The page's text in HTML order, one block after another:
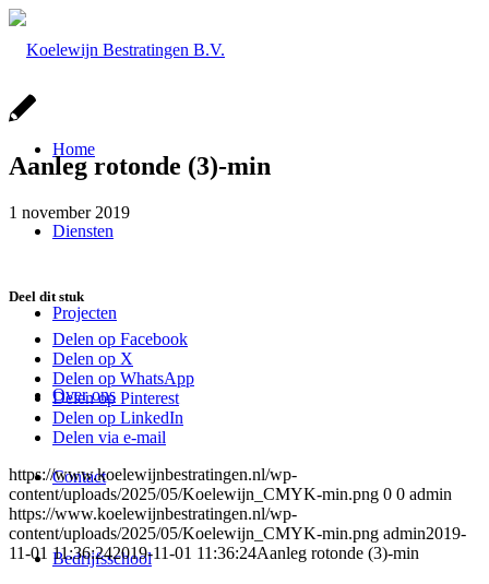
Home
Diensten
Projecten
Over ons
Contact
Bedrijfsschool
Aanleg rotonde (3)-min
1 november 2019
Deel dit stuk
Delen op Facebook
Delen op X
Delen op WhatsApp
Delen op Pinterest
Delen op LinkedIn
Delen via e-mail
https://www.koelewijnbestratingen.nl/wp-
content/uploads/2025/05/Koelewijn_CMYK-min.png 0 0 admin
https://www.koelewijnbestratingen.nl/wp-
content/uploads/2025/05/Koelewijn_CMYK-min.png admin2019-
11-01 11:36:242019-11-01 11:36:24Aanleg rotonde (3)-min